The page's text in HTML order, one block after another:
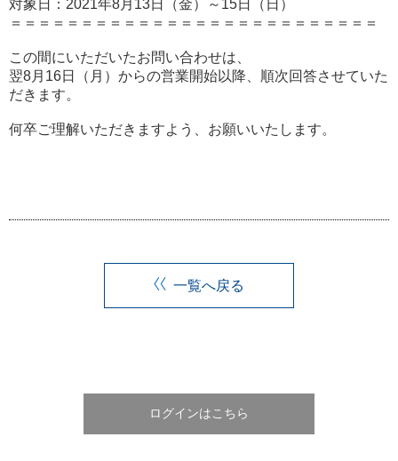
対象日：2021年8月13日（金）～15日（日）
＝＝＝＝＝＝＝＝＝＝＝＝＝＝＝＝＝＝＝＝＝＝＝＝＝＝
この間にいただいたお問い合わせは、
翌8月16日（月）からの営業開始以降、順次回答させていた
だきます。
何卒ご理解いただきますよう、お願いいたします。
一覧へ戻る
ログインはこちら